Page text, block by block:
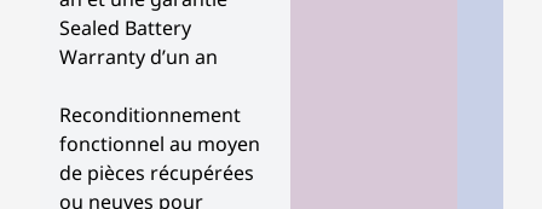
Sealed Battery
Warranty d’un an
Reconditionnement
fonctionnel au moyen
de pièces récupérées
ou neuves pour